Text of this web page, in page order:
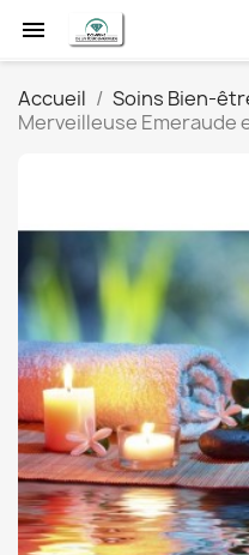

Accueil Soins Bien-
Merveilleuse Emeraude